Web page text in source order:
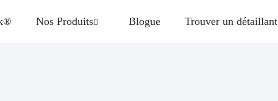
Nos Produits Blogue Trouver un détaillant